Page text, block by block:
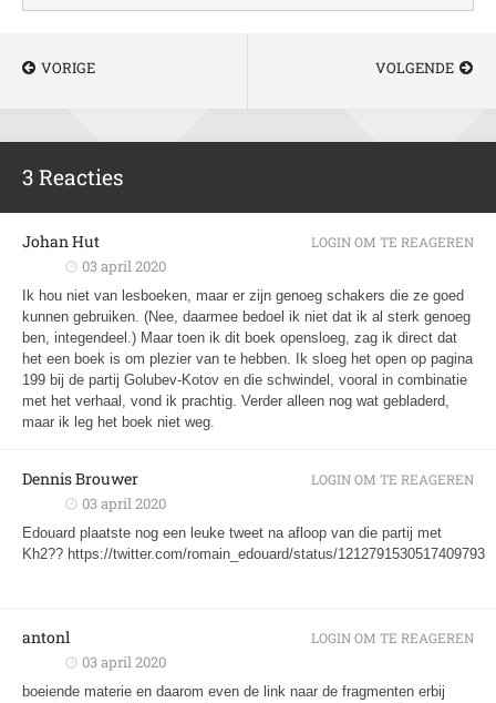
VORIGE VOLGENDE
3 Reacties
Johan Hut
03 april 2020
Ik hou niet van lesboeken, maar er zijn genoeg schakers die ze goed
kunnen gebruiken. (Nee, daarmee bedoel ik niet dat ik al sterk genoeg
ben, integendeel.) Maar toen ik dit boek opensloeg, zag ik direct dat
het een boek is om plezier van te hebben. Ik sloeg het open op pagina
199 bij de partij Golubev-Kotov en die schwindel, vooral in combinatie
met het verhaal, vond ik prachtig. Verder alleen nog wat gebladerd,
maar ik leg het boek niet weg.
LOGIN OM TE REAGEREN
Dennis Brouwer
03 april 2020
Edouard plaatste nog een leuke tweet na afloop van die partij met
Kh2?? https://twitter.com/romain_edouard/status/1212791530517409793
LOGIN OM TE REAGEREN
antonl
03 april 2020
boeiende materie en daarom even de link naar de fragmenten erbij
LOGIN OM TE REAGEREN